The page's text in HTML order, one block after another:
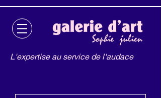
L'expertise au service de l'audace